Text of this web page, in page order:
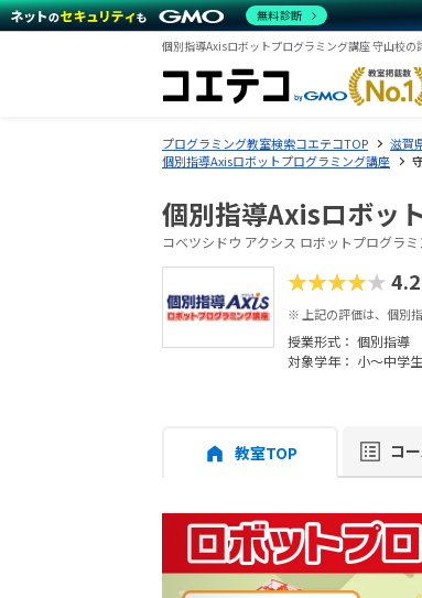
個別指導Axisロボットプログラミング講座 守山校の
プログラミング教室検索コエテコTOP 滋賀
個別指導Axisロボットプログラミング講座
個別指導Axisロボッ
コベツシドウ アクシス ロボットプログラ
★★★★★
※ 上記の評価は、個別
授業形式： 個別指導
対象学年： 小～中学
教室TOP コ
無料診断